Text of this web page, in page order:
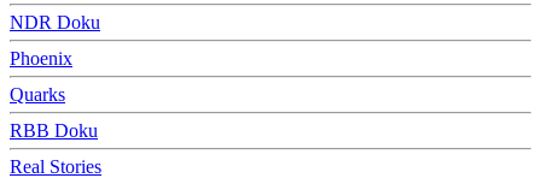
NDR Doku
Phoenix
Quarks
RBB Doku
Real Stories